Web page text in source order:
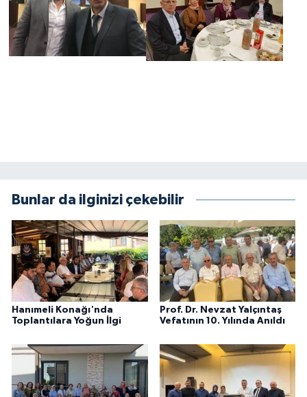
Bunlar da ilginizi çekebilir
Hanımeli Konağı'nda
Toplantılara Yoğun İlgi
Prof. Dr. Nevzat Yalçıntaş
Vefatının 10. Yılında Anıldı